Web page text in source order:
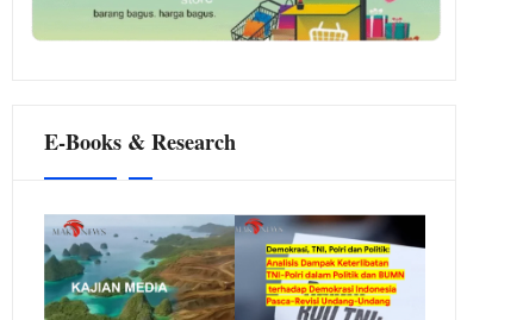
E-Books & Research